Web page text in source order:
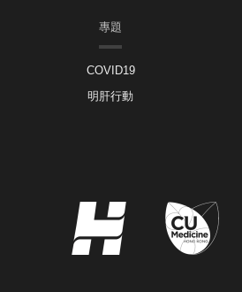
專題
COVID19
明肝行動